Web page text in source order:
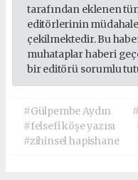
tarafından eklenen
editörlerinin
çekilmektedir. Bu
muhataplar haberi
bir editörü sorumlu
#Gülpembe Aydın
#felsefi köşe yazısı
#zihinsel hapishane